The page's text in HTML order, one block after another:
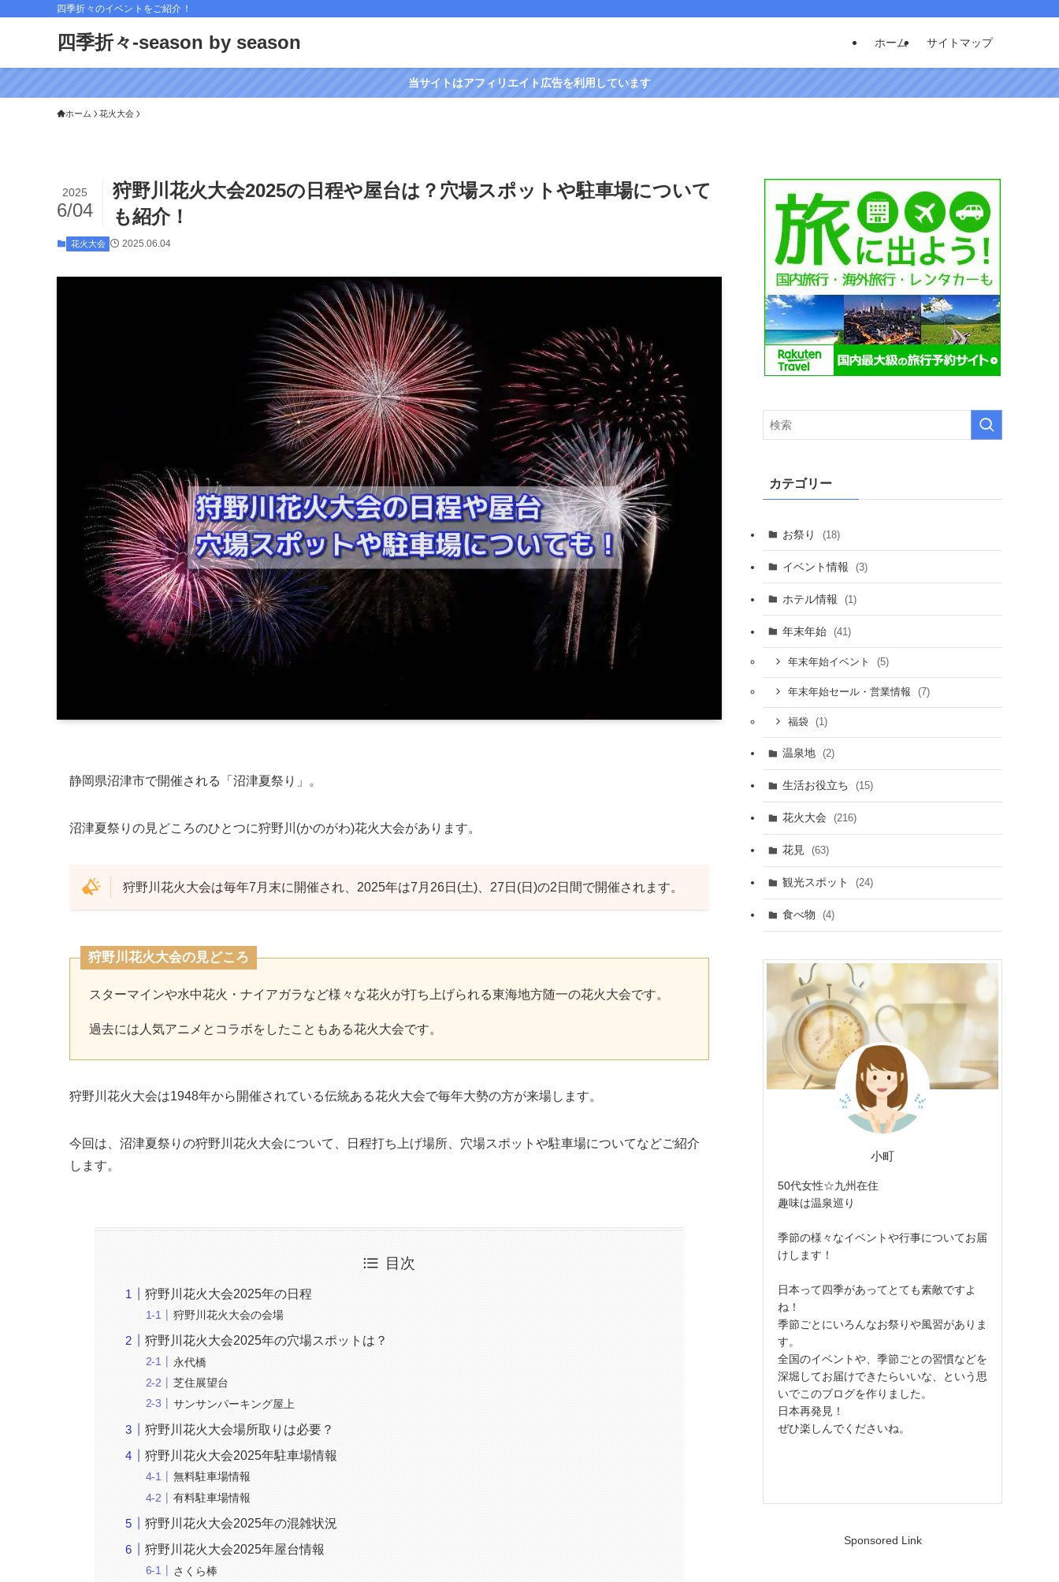
四季折々のイベントをご紹介！
四季折々-season by season ホーム サイトマップ
当サイトはアフィリエイト広告を利用しています
ホーム 花火大会
狩野川花火大会2025の日程や屋台は？穴場スポットや駐車場について
も紹介！
2025
6/04
花火大会 2025.06.04
静岡県沼津市で開催される「沼津夏祭り」。
沼津夏祭りの見どころのひとつに狩野川(かのがわ)花火大会があります。
狩野川花火大会は毎年7月末に開催され、 2025年は7月26日(土)、27日(日)の2日間で開催されます。
狩野川花火大会の見どころ
スターマインや水中花火・ナイアガラなど様々な花火が打ち上げられる東海地方随一の花火大会です。
過去には人気アニメとコラボをしたこともある花火大会です。
狩野川花火大会は1948年から開催されている伝統ある花火大会で毎年大勢の方が来場します。
今回は、沼津夏祭りの狩野川花火大会について、日程打ち上げ場所、穴場スポットや駐車場についてなどご紹介
します。
目次
狩野川花火大会2025年の日程
狩野川花火大会の会場
狩野川花火大会2025年の穴場スポットは？
永代橋
芝住展望台
サンサンパーキング屋上
狩野川花火大会場所取りは必要？
狩野川花火大会2025年駐車場情報
無料駐車場情報
有料駐車場情報
狩野川花火大会2025年の混雑状況
狩野川花火大会2025年屋台情報
さくら棒
カテゴリー
お祭り (18)
イベント情報 (3)
ホテル情報 (1)
年末年始 (41)
年末年始イベント (5)
年末年始セール・営業情報 (7)
福袋 (1)
温泉地 (2)
生活お役立ち (15)
花火大会 (216)
花見 (63)
観光スポット (24)
食べ物 (4)
小町
50代女性☆九州在住
趣味は温泉巡り
季節の様々なイベントや行事についてお届
けします！
日本って四季があってとても素敵ですよ
ね！
季節ごとにいろんなお祭りや風習がありま
す。
全国のイベントや、季節ごとの習慣などを
深堀してお届けできたらいいな、という思
いでこのブログを作りました。
日本再発見！
ぜひ楽しんでくださいね。
Sponsored Link